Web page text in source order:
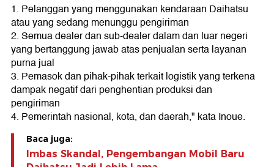
1. Pelanggan yang menggunakan kendaraan Daihatsu
atau yang sedang menunggu pengiriman
2. Semua dealer dan sub-dealer dalam dan luar negeri
yang bertanggung jawab atas penjualan serta layanan
purna jual
3. Pemasok dan pihak-pihak terkait logistik yang terkena
dampak negatif dari penghentian produksi dan
pengiriman
4. Pemerintah nasional, kota, dan daerah," kata Inoue.
Baca juga:
Imbas Skandal, Pengembangan Mobil Baru